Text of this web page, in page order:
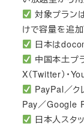
対象プラン
けで容量を追
日本は
中国本土プ
X（Twitter）・
PayPal／ク
Pay／Google
日本人スタ